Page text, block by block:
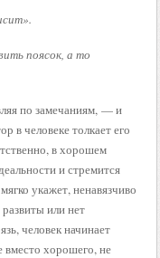
поясок, а то
по замечаниям, — и
в человеке толкает его
в хорошем
и стремится
укажет, ненавязчиво
или нет
человек начинает
вместо хорошего, не